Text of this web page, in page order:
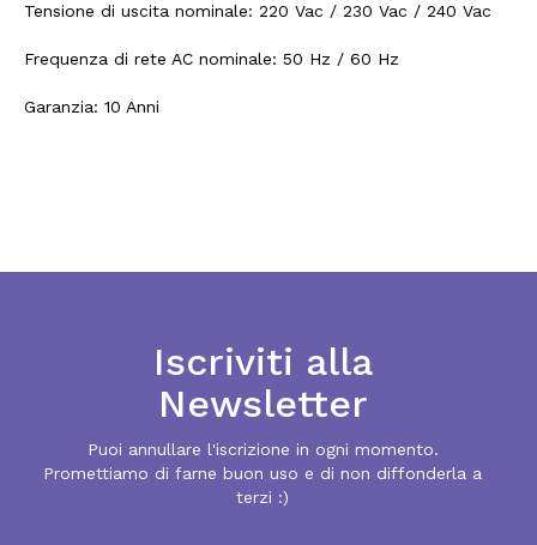
Tensione di uscita nominale: 220 Vac / 230 Vac / 240 Vac
Frequenza di rete AC nominale: 50 Hz / 60 Hz
Garanzia: 10 Anni
Iscriviti alla
Newsletter
Puoi annullare l'iscrizione in ogni momento.
Promettiamo di farne buon uso e di non diffonderla a
terzi :)